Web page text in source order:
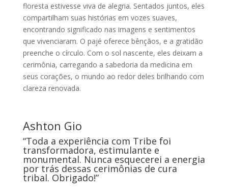
floresta estivesse viva de alegria. Sentados juntos, eles
compartilham suas histórias em vozes suaves,
encontrando significado nas imagens e sentimentos
que vivenciaram. O pajé oferece bênçãos, e a gratidão
preenche o círculo. Com o sol nascente, eles deixam a
cerimônia, carregando a sabedoria da medicina em
seus corações, o mundo ao redor deles brilhando com
clareza renovada.
Ashton Gio
“Toda a experiência com Tribe foi
transformadora, estimulante e
monumental. Nunca esquecerei a energia
por trás dessas cerimônias de cura
tribal. Obrigado!”